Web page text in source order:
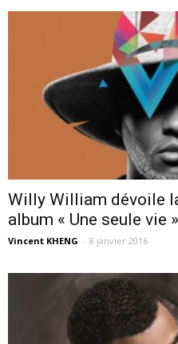
Willy William dévoile
album « Une seule vie »
Vincent KHENG - 8 janvier 2016